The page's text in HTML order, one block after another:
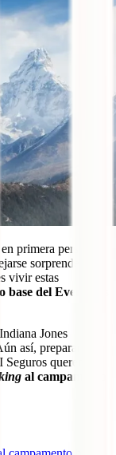
primera persona,
sorprender por
vivir estas
base del Everest
Jones
así, prepararse
queremos
al campamento